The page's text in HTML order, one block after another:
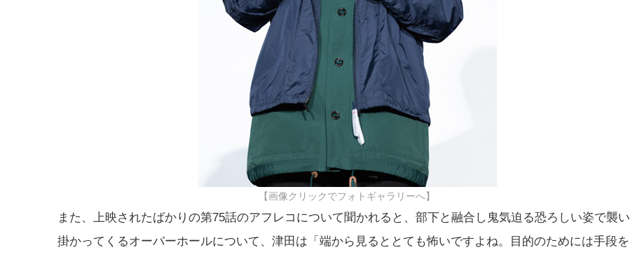
【画像クリックでフォトギャラリーへ】
また、上映されたばかりの第75話のアフレコについて聞かれると、部下と融合し鬼気迫る恐ろしい姿で襲い
掛かってくるオーバーホールについて、津田は「端から見るととても怖いですよね。目的のためには手段を